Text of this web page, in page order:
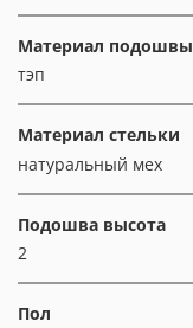
Материал подошвы
тэп
Материал стельки
натуральный мех
Подошва высота
2
Пол